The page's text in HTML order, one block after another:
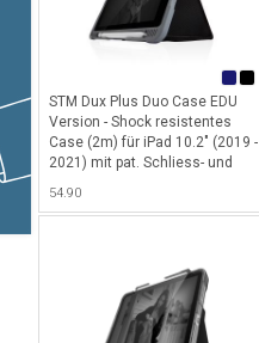
STM Dux Plus Duo Case EDU
Version - Shock resistentes
Case (2m) für iPad 10.2" (2019 -
2021) mit pat. Schliess- und
Abteil für Apple Pencil / Logi
54.90